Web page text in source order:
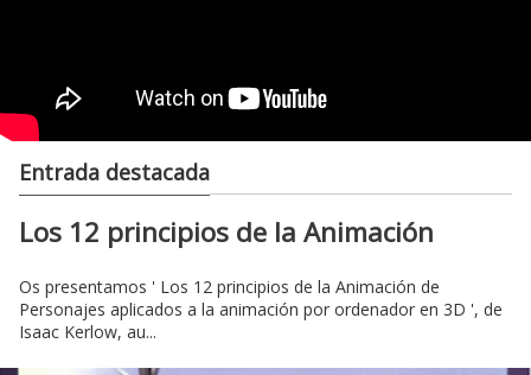
Entrada destacada
Los 12 principios de la Animación
Os presentamos ' Los 12 principios de la Animación de
Personajes aplicados a la animación por ordenador en 3D ', de
Isaac Kerlow, au...